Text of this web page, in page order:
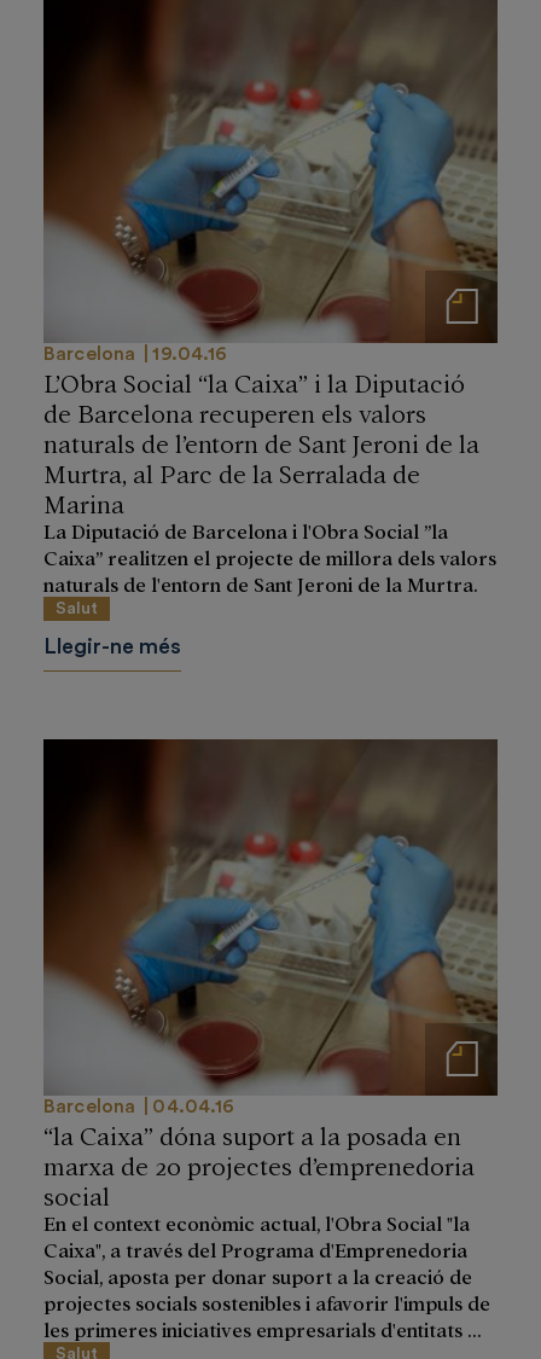
Notas de prensa
Barcelona 19.04.16
L’Obra Social “la Caixa” i la Diputació
de Barcelona recuperen els valors
naturals de l’entorn de Sant Jeroni de la
Murtra, al Parc de la Serralada de
Marina
La Diputació de Barcelona i l'Obra Social ”la
Caixa” realitzen el projecte de millora dels valors
naturals de l'entorn de Sant Jeroni de la Murtra.
Salut
Llegir-ne més
Notas de prensa
Barcelona 04.04.16
“la Caixa” dóna suport a la posada en
marxa de 20 projectes d’emprenedoria
social
En el context econòmic actual, l'Obra Social "la
Caixa", a través del Programa d'Emprenedoria
Social, aposta per donar suport a la creació de
projectes socials sostenibles i afavorir l'impuls de
les primeres iniciatives empresarials d'entitats ...
Salut